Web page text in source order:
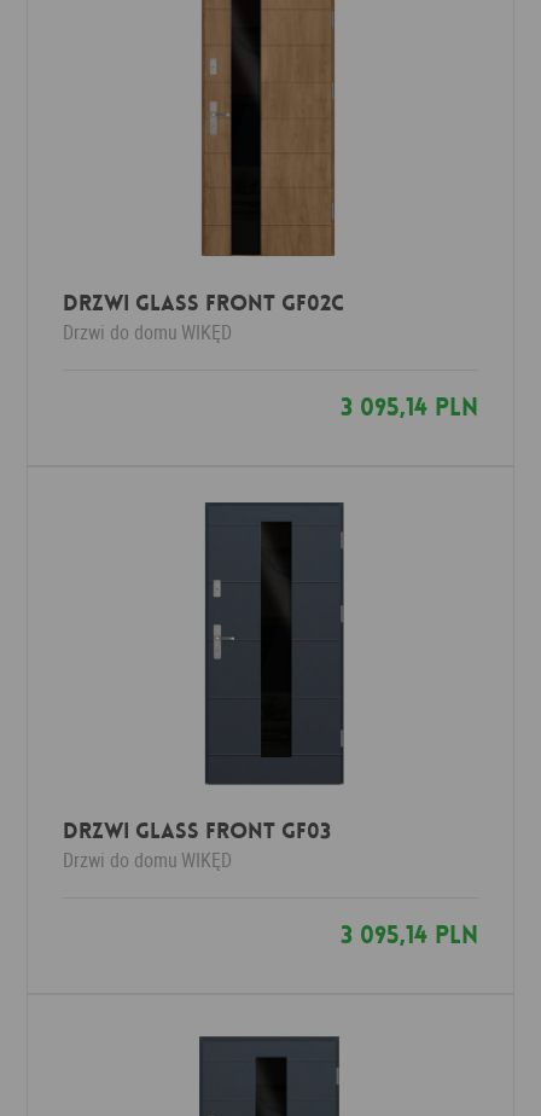
Drzwi Glass Front GF02c
Drzwi do domu WIKĘD
3 095,14 PLN
Drzwi Glass Front GF03
Drzwi do domu WIKĘD
3 095,14 PLN